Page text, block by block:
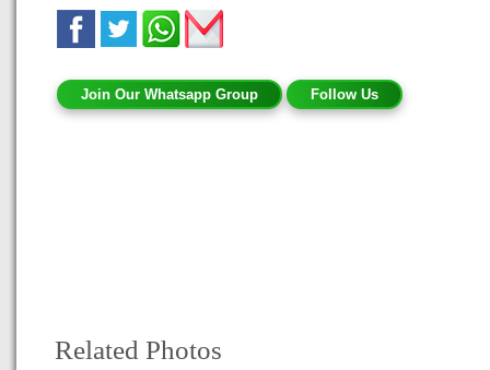
Join Our Whatsapp Group Follow Us
Related Photos